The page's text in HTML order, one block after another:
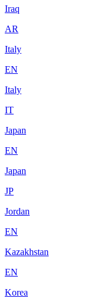
Iraq
AR
Italy
EN
Italy
IT
Japan
EN
Japan
JP
Jordan
EN
Kazakhstan
EN
Korea